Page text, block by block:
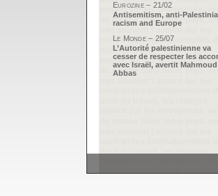
Eurozine – 21/02
Antisemitism, anti-
racism and Europe
Le Monde – 25/07
L’Autorité palestinienne va
cesser de respecter les
avec Israël, avertit Mahmoud
Abbas